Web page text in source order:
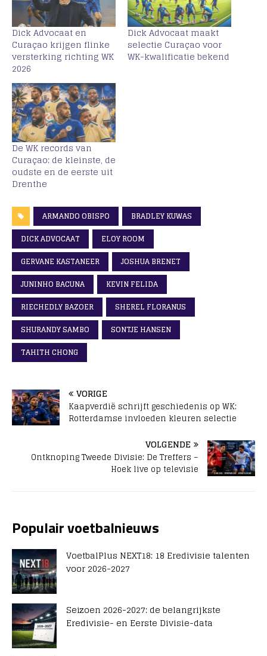
Dick Advocaat en
Curaçao krijgen flinke
versterking richting WK
2026
Dick Advocaat maakt
selectie Curaçao voor
WK-kwalificatie bekend
De WK records van
Curaçao: de kleinste, de
oudste en de eerste uit
Drenthe
ARMANDO OBISPO
BRADLEY KUWAS
DICK ADVOCAAT
ELOY ROOM
GERVANE KASTANEER
JOSHUA BRENET
JUNINHO BACUNA
KEVIN FELIDA
RIECHEDLY BAZOER
SHEREL FLORANUS
SHURANDY SAMBO
SONTJE HANSEN
TAHITH CHONG
VORIGE
Kaapverdië schrijft geschiedenis op WK:
Rotterdamse invloeden kleuren selectie
VOLGENDE
Ontknoping Tweede Divisie: De Treffers –
Hoek live op televisie
Populair voetbalnieuws
VoetbalPlus NEXT18: 18 Eredivisie talenten
voor 2026-2027
Seizoen 2026-2027: de belangrijkste
Eredivisie- en Eerste Divisie-data